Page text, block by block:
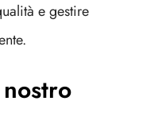
e gestire